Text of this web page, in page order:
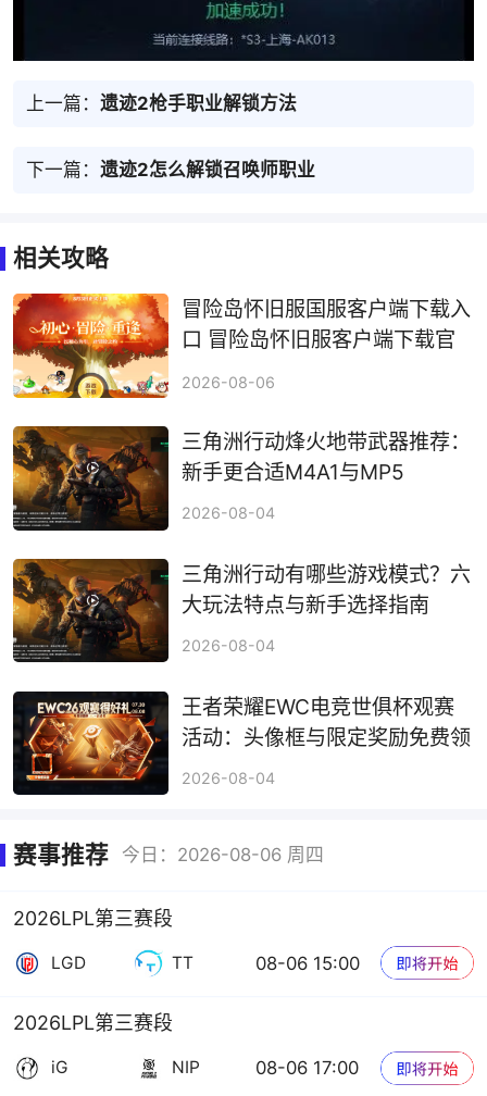
上一篇： 遗迹2枪手职业解锁方法
下一篇： 遗迹2怎么解锁召唤师职业
相关攻略
冒险岛怀旧服国服客户端下载入
口 冒险岛怀旧服客户端下载官
方入口
2026-08-06
三角洲行动烽火地带武器推荐：
新手更合适M4A1与MP5
2026-08-04
三角洲行动有哪些游戏模式？六
大玩法特点与新手选择指南
2026-08-04
王者荣耀EWC电竞世俱杯观赛
活动：头像框与限定奖励免费领
2026-08-04
赛事推荐 今日：2026-08-06 周四
2026LPL第三赛段
LGD TT 08-06 15:00
2026LPL第三赛段
iG NIP 08-06 17:00